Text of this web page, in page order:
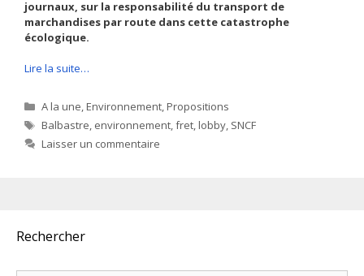
journaux, sur la responsabilité du transport de
marchandises par route dans cette catastrophe
écologique.
Lire la suite…
Catégories
A la une,Environnement,Propositions
Étiquettes
Balbastre, environnement,fret,lobby, SNCF
Laisser un commentaire
Rechercher